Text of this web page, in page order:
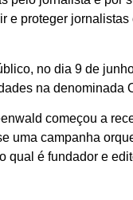
e proteger
no dia 9 de
na denominada
começou a
uma campanha
qual é fundador e